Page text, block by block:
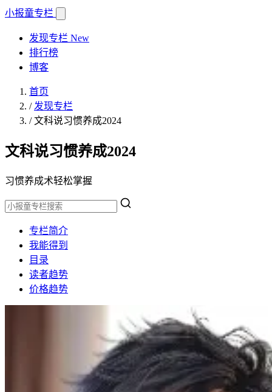
小报童专栏
发现专栏 New
排行榜
博客
首页
/ 发现专栏
/文科说习惯养成2024
文科说习惯养成2024
习惯养成术轻松掌握
专栏简介
我能得到
目录
读者趋势
价格趋势